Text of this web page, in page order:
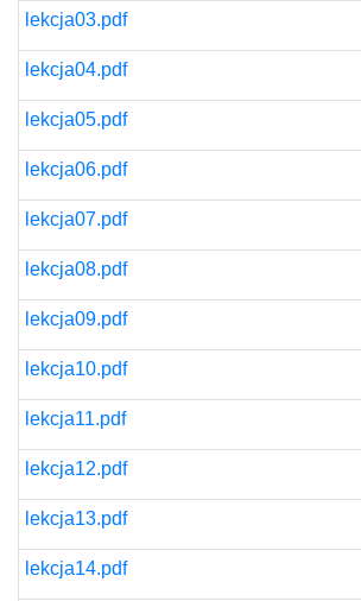
lekcja03.pdf
lekcja04.pdf
lekcja05.pdf
lekcja06.pdf
lekcja07.pdf
lekcja08.pdf
lekcja09.pdf
lekcja10.pdf
lekcja11.pdf
lekcja12.pdf
lekcja13.pdf
lekcja14.pdf